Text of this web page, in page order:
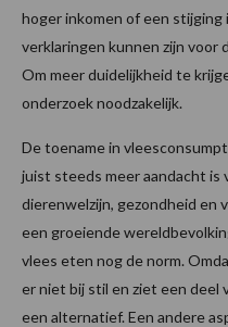
hoger inkomen of een stijging
verklaringen kunnen zijn voor
Om meer duidelijkheid te
onderzoek noodzakelijk.
De toename in
juist steeds meer aandacht is
dierenwelzijn, gezondheid en
een groeiende
vlees eten nog de norm.
er niet bij stil en ziet een deel
een alternatief. Een andere